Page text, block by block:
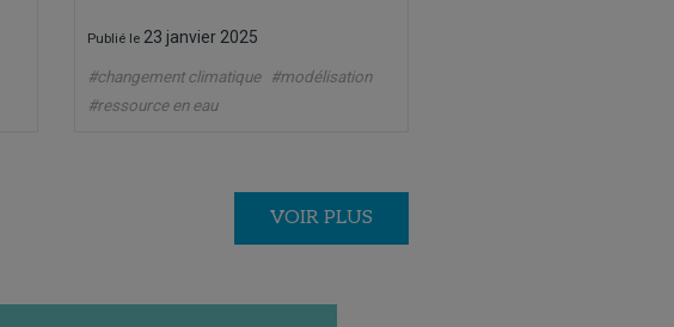
Publié le 23 janvier 2025
#changement climatique
#modélisation
#ressource en eau
VOIR PLUS